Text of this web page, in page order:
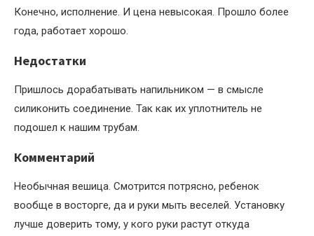
Конечно, исполнение. И цена невысокая. Прошло более
года, работает хорошо.
Недостатки
Пришлось дорабатывать напильником — в смысле
силиконить соединение. Так как их уплотнитель не
подошел к нашим трубам.
Комментарий
Необычная вешица. Смотрится потрясно, ребенок
вообще в восторге, да и руки мыть веселей. Установку
лучше доверить тому, у кого руки растут откуда